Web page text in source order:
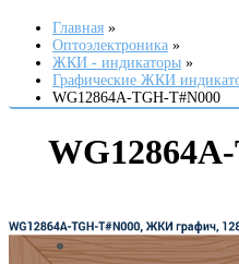
Главная
Оптоэлектроника
ЖКИ - индикаторы
Графические ЖКИ
WG12864A-TGH-T#N000